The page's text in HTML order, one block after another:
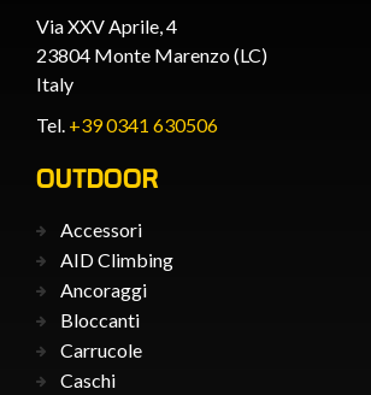
Via XXV Aprile, 4
23804 Monte Marenzo (LC)
Italy
Tel. +39 0341 630506
OUTDOOR
Accessori
AID Climbing
Ancoraggi
Bloccanti
Carrucole
Caschi